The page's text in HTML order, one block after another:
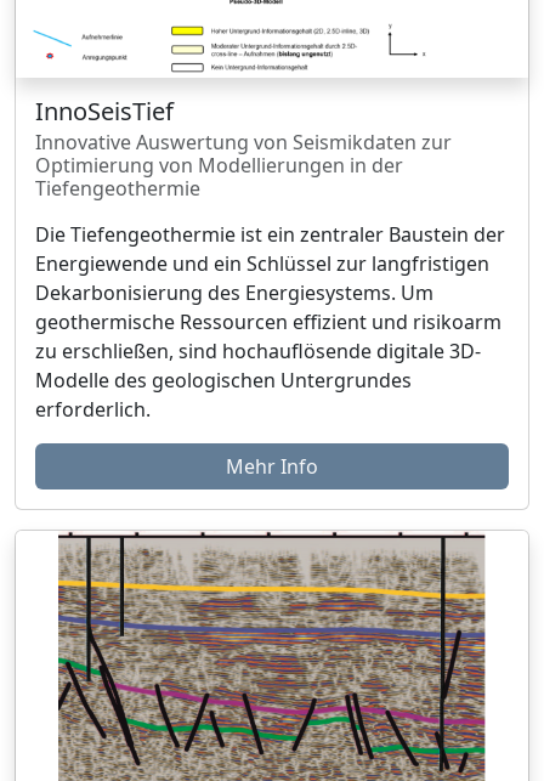
InnoSeisTief
Innovative Auswertung von Seismikdaten zur
Optimierung von Modellierungen in der
Tiefengeothermie
Die Tiefengeothermie ist ein zentraler Baustein der
Energiewende und ein Schlüssel zur langfristigen
Dekarbonisierung des Energiesystems. Um
geothermische Ressourcen effizient und risikoarm
zu erschließen, sind hochauflösende digitale 3D-
Modelle des geologischen Untergrundes
erforderlich.
Mehr Info